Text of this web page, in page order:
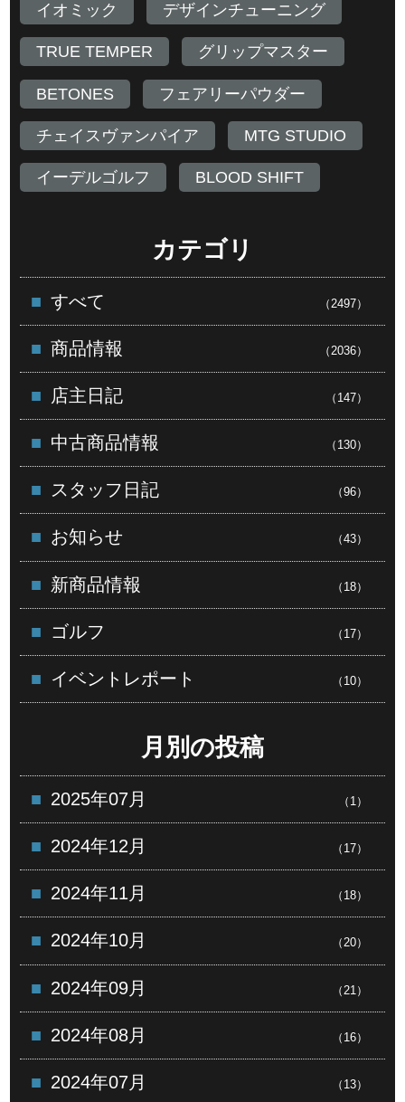
イオミック デザインチューニング
TRUE TEMPER グリップマスター
BETONES フェアリーパウダー
チェイスヴァンパイア MTG STUDIO
イーデルゴルフ BLOOD SHIFT
カテゴリ
すべて （2497）
商品情報 （2036）
店主日記 （147）
中古商品情報 （130）
スタッフ日記 （96）
お知らせ （43）
新商品情報 （18）
ゴルフ （17）
イベントレポート （10）
月別の投稿
2025年07月 （1）
2024年12月 （17）
2024年11月 （18）
2024年10月 （20）
2024年09月 （21）
2024年08月 （16）
2024年07月 （13）